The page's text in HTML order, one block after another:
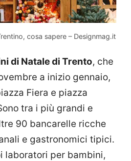
cosa sapere – Designmag.it
di Natale di Trento, che
a inizio gennaio,
Fiera e piazza
tra i più grandi e
90 bancarelle ricche
e gastronomici tipici.
laboratori per bambini,